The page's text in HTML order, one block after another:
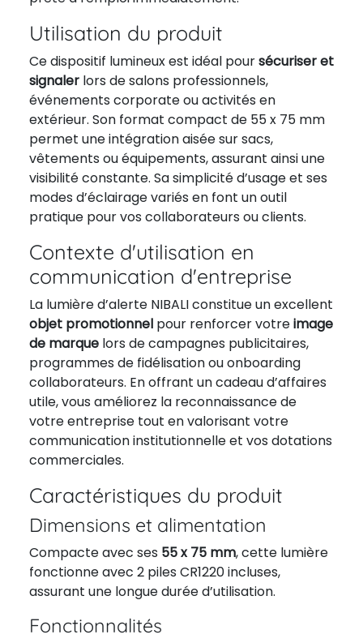
Utilisation du produit
Ce dispositif lumineux est idéal poursécuriser et
signaler lors de salons professionnels,
événements corporate ou activités en
extérieur. Son format compact de 55 x 75 mm
permet une intégration aisée sur sacs,
vêtements ou équipements, assurant ainsi une
visibilité constante. Sa simplicité d’usage et ses
modes d’éclairage variés en font un outil
pratique pour vos collaborateurs ou clients.
Contexte d'utilisation en
communication d'entreprise
La lumière d’alerte NIBALI constitue un excellent
objet promotionnel pour renforcer votreimage
de marque lors de campagnes publicitaires,
programmes de fidélisation ou onboarding
collaborateurs. En offrant un cadeau d’affaires
utile, vous améliorez la reconnaissance de
votre entreprise tout en valorisant votre
communication institutionnelle et vos dotations
commerciales.
Caractéristiques du produit
Dimensions et alimentation
Compacte avec ses 55 x 75 mm, cette lumière
fonctionne avec 2 piles CR1220 incluses,
assurant une longue durée d’utilisation.
Fonctionnalités